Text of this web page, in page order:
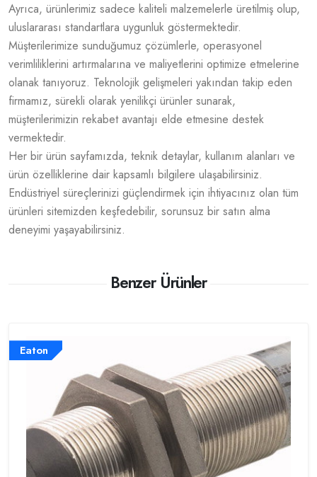
Ayrıca, ürünlerimiz sadece kaliteli malzemelerle üretilmiş olup,
uluslararası standartlara uygunluk göstermektedir.
Müşterilerimize sunduğumuz çözümlerle, operasyonel
verimliliklerini artırmalarına ve maliyetlerini optimize etmelerine
olanak tanıyoruz. Teknolojik gelişmeleri yakından takip eden
firmamız, sürekli olarak yenilikçi ürünler sunarak,
müşterilerimizin rekabet avantajı elde etmesine destek
vermektedir.
Her bir ürün sayfamızda, teknik detaylar, kullanım alanları ve
ürün özelliklerine dair kapsamlı bilgilere ulaşabilirsiniz.
Endüstriyel süreçlerinizi güçlendirmek için ihtiyacınız olan tüm
ürünleri sitemizden keşfedebilir, sorunsuz bir satın alma
deneyimi yaşayabilirsiniz.
Benzer Ürünler
Eaton